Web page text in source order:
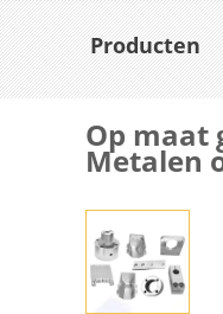
Producten
Op maat
Metalen